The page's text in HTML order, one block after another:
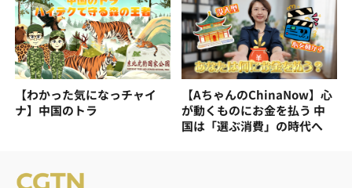
【わかった気になっチャイ
ナ】中国のトラ
【AちゃんのChinaNow】心
が動くものにお金を払う 中
国は「選ぶ消費」の時代へ